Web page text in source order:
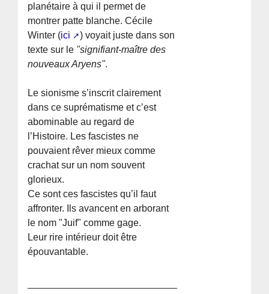
planétaire à qui il permet de
montrer patte blanche. Cécile
Winter (ici
) voyait juste dans son
texte sur le "signifiant-maître des
nouveaux Aryens".
Le sionisme s’inscrit clairement
dans ce suprématisme et c’est
abominable au regard de
l’Histoire. Les fascistes ne
pouvaient rêver mieux comme
crachat sur un nom souvent
glorieux.
Ce sont ces fascistes qu’il faut
affronter. Ils avancent en arborant
le nom "Juif" comme gage.
Leur rire intérieur doit être
épouvantable.